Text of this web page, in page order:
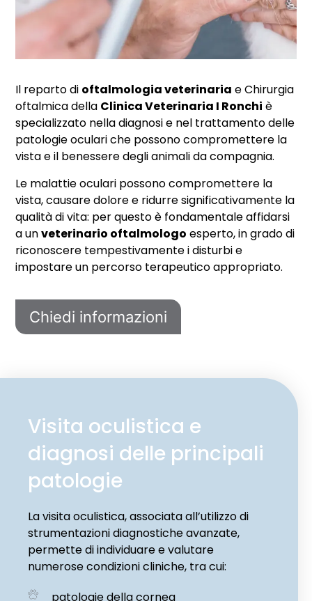
Il reparto di oftalmologia veterinaria e Chirurgia
oftalmica della Clinica Veterinaria I Ronchi è
specializzato nella diagnosi e nel trattamento delle
patologie oculari che possono compromettere la
vista e il benessere degli animali da compagnia.
Le malattie oculari possono compromettere la
vista, causare dolore e ridurre significativamente la
qualità di vita: per questo è fondamentale affidarsi
a unveterinario oftalmologo esperto, in grado di
riconoscere tempestivamente i disturbi e
impostare un percorso terapeutico appropriato.
Chiedi informazioni
Visita oculistica e
diagnosi delle principali
patologie
La visita oculistica, associata all’utilizzo di
strumentazioni diagnostiche avanzate,
permette di individuare e valutare
numerose condizioni cliniche, tra cui:
patologie della cornea